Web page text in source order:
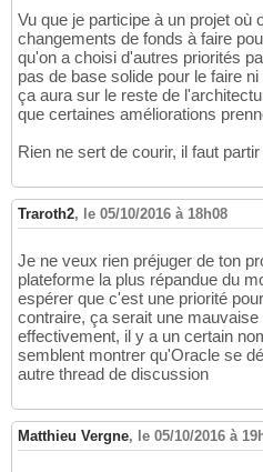
Vu que je participe à un projet où
changements de fonds à faire
qu'on a choisi d'autres priorités
pas de base solide pour le faire
ça aura sur le reste de
que certaines améliorations
Rien ne sert de courir, il faut
Traroth2, le 05/10/2016 à 18h08
Je ne veux rien préjuger de ton
plateforme la plus répandue du
espérer que c'est une priorité
contraire, ça serait une
effectivement, il y a un certain
semblent montrer qu'Oracle se
autre thread de discussion
Matthieu Vergne, le 05/10/2016 à